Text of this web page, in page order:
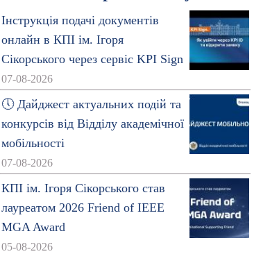
Інструкція подачі документів
онлайн в КПІ ім. Ігоря
Сікорського через сервіс KPI Sign
07-08-2026
🕔 Дайджест актуальних подій та
конкурсів від Відділу академічної
мобільності
07-08-2026
КПІ ім. Ігоря Сікорського став
лауреатом 2026 Friend of IEEE
MGA Award
05-08-2026